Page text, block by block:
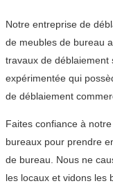
Notre entreprise de
de meubles de bureau
travaux de
expérimentée qui
de déblaiement
Faites confiance à
bureaux pour prendre
de bureau. Nous ne
les locaux et vidons les